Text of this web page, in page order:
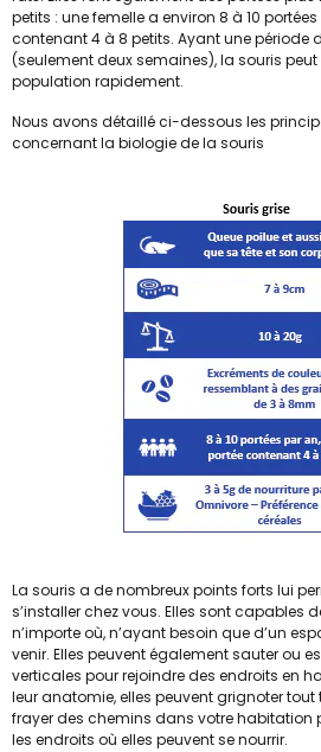
petits : une femelle a environ 8 à 10
contenant 4 à 8 petits. Ayant une période
(seulement deux semaines), la souris
population rapidement.
Nous avons détaillé ci-dessous les
concernant la biologie de la souris
La souris a de nombreux points forts lui
s’installer chez vous. Elles sont capables
n’importe où, n’ayant besoin que d’un
venir. Elles peuvent également sauter ou
verticales pour rejoindre des endroits en
leur anatomie, elles peuvent grignoter
frayer des chemins dans votre habitation
les endroits où elles peuvent se nourrir.